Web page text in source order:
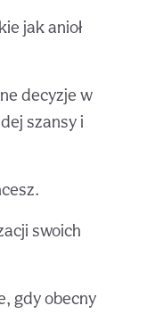
jak anioł
decyzje w
szansy i
swoich
gdy obecny